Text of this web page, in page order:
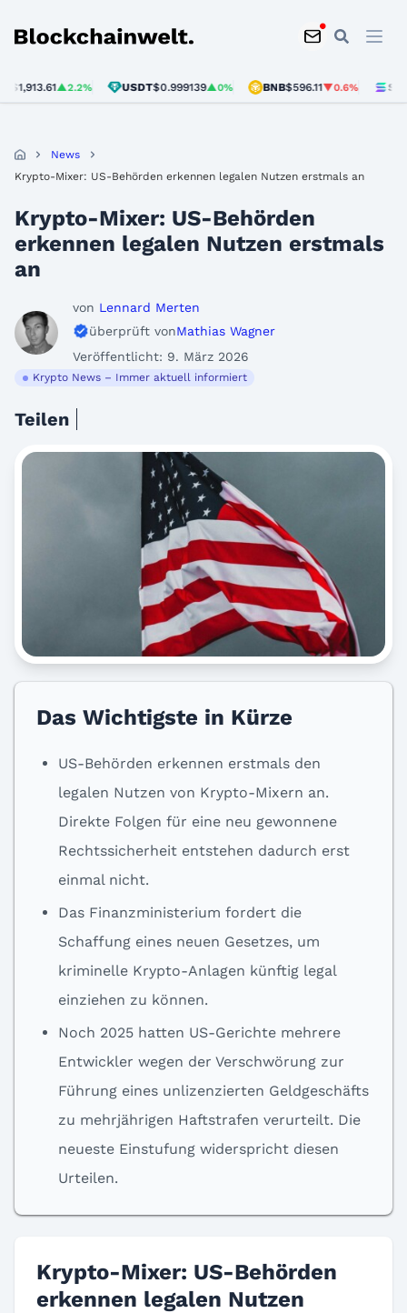
Blockchainwelt
▲2.2% USDT$0.999139▲0% BNB$596.11▼0.6% SOL
News
Krypto-Mixer: US-Behörden erkennen legalen Nutzen erstmals an
Krypto-Mixer: US-Behörden
erkennen legalen Nutzen erstmals
an
von Lennard Merten
überprüft vonMathias Wagner
Veröffentlicht: 9. März 2026
Krypto News – Immer aktuell informiert
Teilen
Das Wichtigste in Kürze
US-Behörden erkennen erstmals den
legalen Nutzen von Krypto-Mixern an.
Direkte Folgen für eine neu gewonnene
Rechtssicherheit entstehen dadurch erst
einmal nicht.
Das Finanzministerium fordert die
Schaffung eines neuen Gesetzes, um
kriminelle Krypto-Anlagen künftig legal
einziehen zu können.
Noch 2025 hatten US-Gerichte mehrere
Entwickler wegen der Verschwörung zur
Führung eines unlizenzierten Geldgeschäfts
zu mehrjährigen Haftstrafen verurteilt. Die
neueste Einstufung widerspricht diesen
Urteilen.
Krypto-Mixer: US-Behörden
erkennen legalen Nutzen